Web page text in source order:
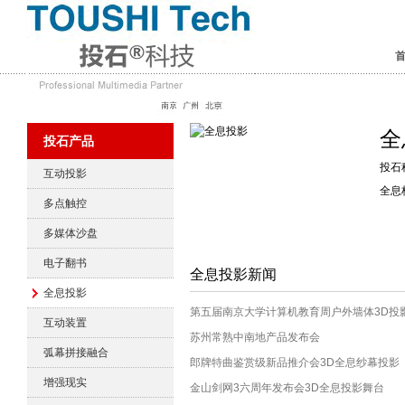
投石产品
互动投影
多点触控
多媒体沙盘
电子翻书
全息投影
互动装置
弧幕拼接融合
增强现实
投石
全息
全息投影新闻
第五届南京大学计算机教育周户外墙体3D投
苏州常熟中南地产品发布会
郎牌特曲鉴赏级新品推介会3D全息纱幕投影
金山剑网3六周年发布会3D全息投影舞台